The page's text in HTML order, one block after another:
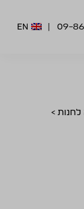
09-
EN
>